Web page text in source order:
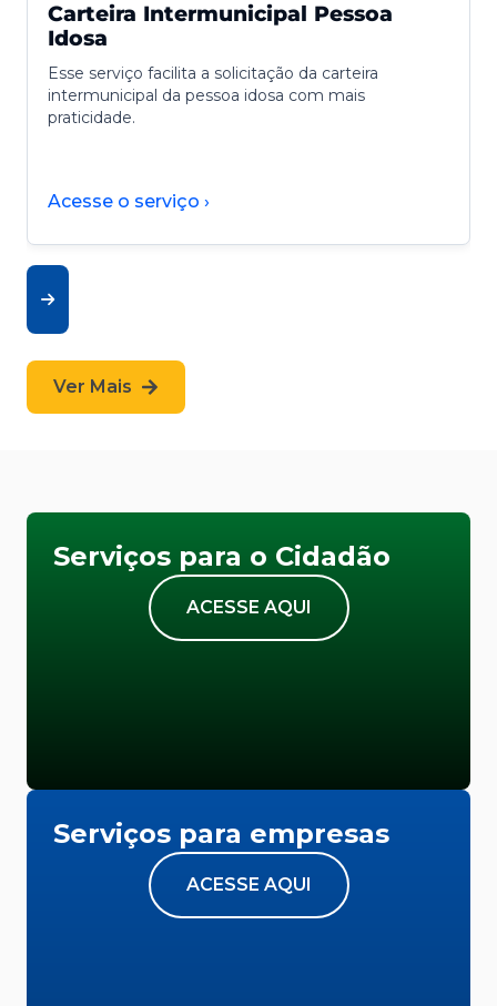
Carteira Intermunicipal Pessoa
Idosa
Esse serviço facilita a solicitação da carteira
intermunicipal da pessoa idosa com mais
praticidade.
Acesse o serviço ›
Ver Mais
Serviços para o Cidadão
ACESSE AQUI
Serviços para empresas
ACESSE AQUI